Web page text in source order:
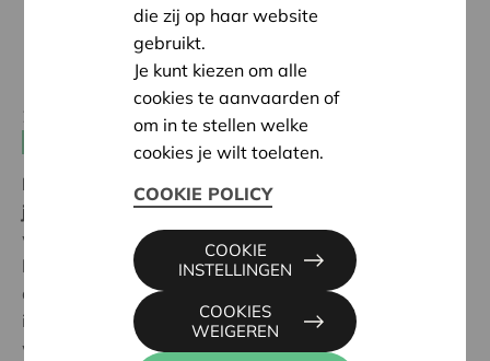
20 jun 2025 10:00 - 07 jun 2026 17:00
Dorps- en buurtcoöperaties
De expo 'Hier wil ik wonen!' wordt verlengd tot 7
juni 2026.
Daarmee krijgt het thema coöperatief
wonen extra tijd en ruimte om een breed publiek te
bereiken. Na een eerste editie in C-mine Genk groeide
de expo ook in Gent uit tot een referentiepunt voor
iedereen die geïnteresseerd is in alternatieve
woonmodellen met een uitgesproken
die zij op haar website
gebruikt.
Je kunt kiezen om alle
cookies te aanvaarden of
om in te stellen welke
cookies je wilt toelaten.
COOKIE POLICY
COOKIES
WEIGEREN
COOKIE
INSTELLINGEN